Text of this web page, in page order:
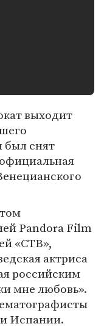
выходит
снят
Pandora Film
«СТВ»,
актриса
российским
мне любовь».
Испании.